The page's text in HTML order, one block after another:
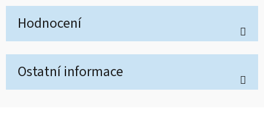
Hodnocení
Ostatní informace